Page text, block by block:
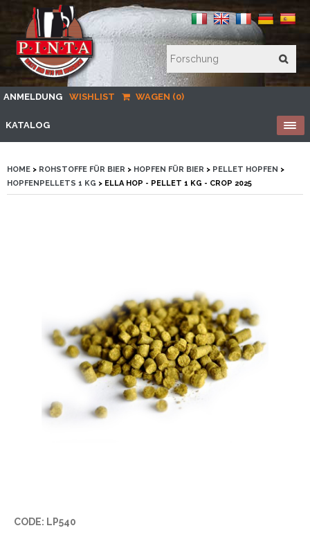
ANMELDUNG WISHLIST WAGEN (0)
KATALOG
HOME > ROHSTOFFE FÜR BIER > HOPFEN FÜR BIER > PELLET HOPFEN >
HOPFENPELLETS 1 KG > ELLA HOP - PELLET 1 KG - CROP 2025
CODE: LP540